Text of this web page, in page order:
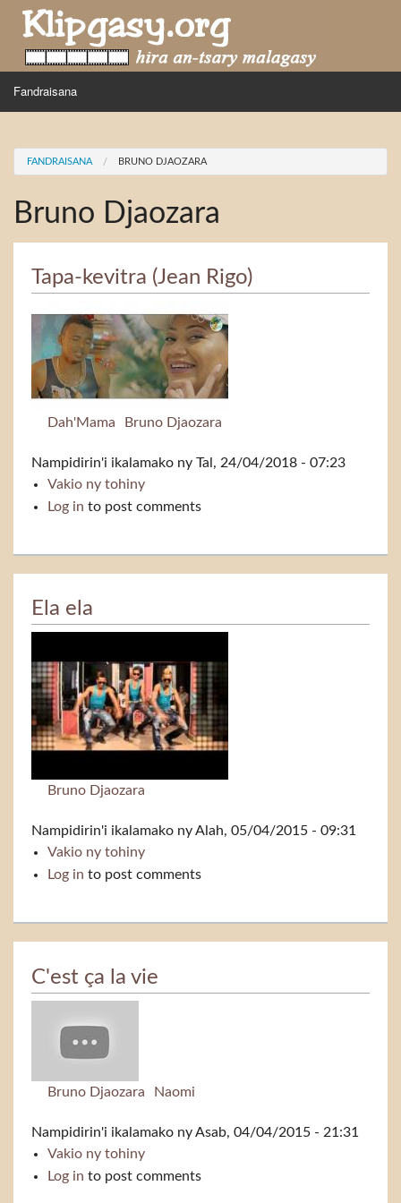
Skip to main content
MENU
Fandraisana
Hira nampidiriko
Hira tiako
Fidirana
You are here
FANDRAISANA BRUNO DJAOZARA
Bruno Djaozara
Tapa-kevitra (Jean Rigo)
Dah'Mama Bruno Djaozara
Nampidirin'i ikalamako ny Tal, 24/04/2018 - 07:23
Vakio ny tohinyTapa-kevitra (Jean Rigo)
Log in to post comments
Ela ela
Bruno Djaozara
Nampidirin'i ikalamako ny Alah, 05/04/2015 - 09:31
Vakio ny tohinyEla ela
Log in to post comments
C'est ça la vie
Bruno Djaozara Naomi
Nampidirin'i ikalamako ny Asab, 04/04/2015 - 21:31
Vakio ny tohinyC'est ça la vie
Log in to post comments